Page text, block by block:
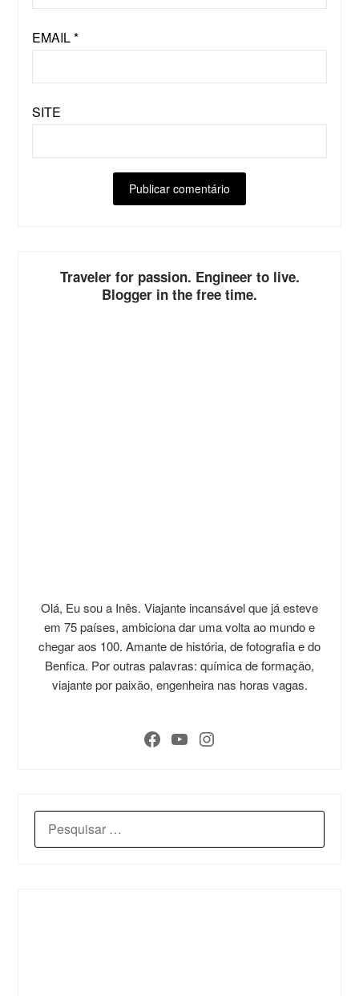
EMAIL*
SITE
Traveler for passion. Engineer to live.
Blogger in the free time.
Olá, Eu sou a Inês. Viajante incansável que já esteve
em 75 países, ambiciona dar uma volta ao mundo e
chegar aos 100. Amante de história, de fotografia e do
Benfica. Por outras palavras: química de formação,
viajante por paixão, engenheira nas horas vagas.